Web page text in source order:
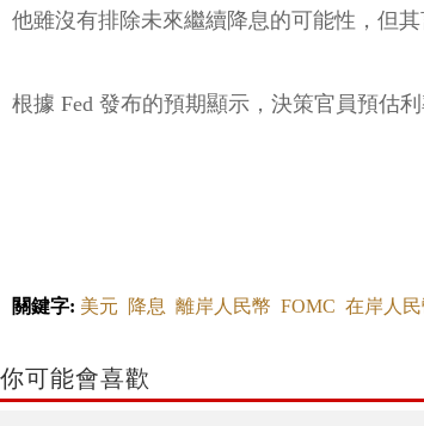
他雖沒有排除未來繼續降息的可能性，但
根據 Fed 發布的預期顯示，決策官員預估
關鍵字: 美元 降息 離岸人民幣 FOMC 在岸人民
你可能會喜歡